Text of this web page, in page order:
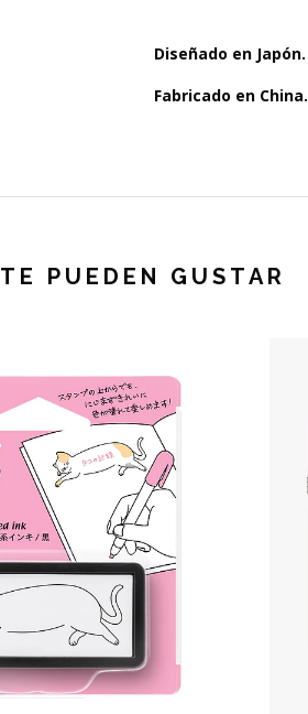
Diseñado en Japón.
Fabricado en China.
PUEDEN GUSTAR